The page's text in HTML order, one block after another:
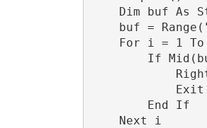
Dim buf As
buf =
For i = 1 To
If
Exit
        End If
    Next i